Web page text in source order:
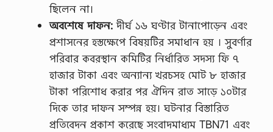
ছিলেন না।
অবশেষে দাফন: দীর্ঘ ১৬ ঘণ্টার টানাপোড়েন এবং
প্রশাসনের হস্তক্ষেপে বিষয়টির সমাধান হয় । সুবর্ণার
পরিবার কবরস্থান কমিটির নির্ধারিত সদস্য ফি ৭
হাজার টাকা এবং অন্যান্য খরচসহ মোট ৮ হাজার
টাকা পরিশোধ করার পর ঐদিন রাত সাড়ে ১০টার
দিকে তার দাফন সম্পন্ন হয়। ঘটনার বিস্তারিত
প্রতিবেদন প্রকাশ করেছে সংবাদমাধ্যম TBN71 এবং